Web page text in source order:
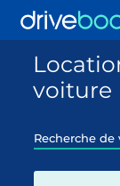
voiture
Recherche